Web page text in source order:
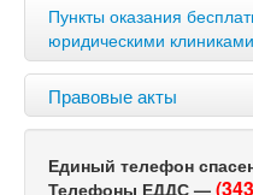
Пункты оказания
юридическими клиниками
Правовые акты
Единый телефон
Телефоны ЕДДС —